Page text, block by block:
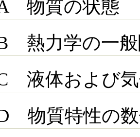
物質の状態
熱力学の一般
液体および
物質特性の